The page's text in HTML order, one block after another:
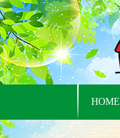
HOME